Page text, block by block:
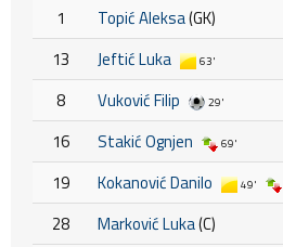
1 Topić Aleksa(GK)
13
Jeftić Luka 63'
8 Vuković Filip 29'
16 Stakić Ognjen 69'
19 Kokanović Danilo 49'
28 Marković Luka(C)